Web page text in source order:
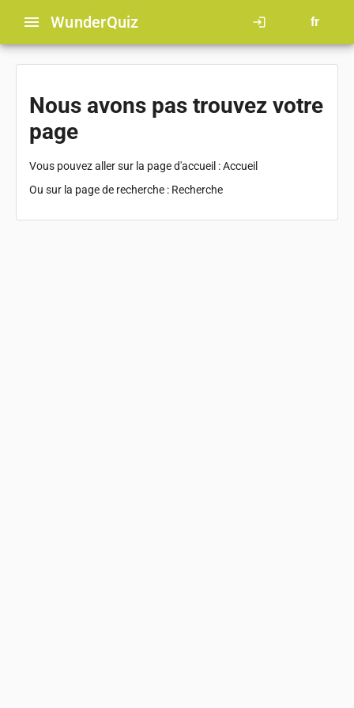
menu WunderQuiz login fr
Nous avons pas trouvez votre
page
Vous pouvez aller sur la page d'accueil :Accueil
Ou sur la page de recherche : Recherche